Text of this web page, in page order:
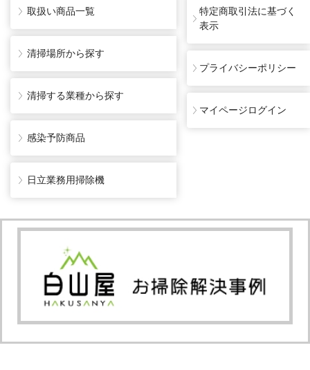
取扱い商品一覧
清掃場所から探す
清掃する業種から探す
感染予防商品
日立業務用掃除機
特定商取引法に基づく
表示
プライバシーポリシー
マイページログイン